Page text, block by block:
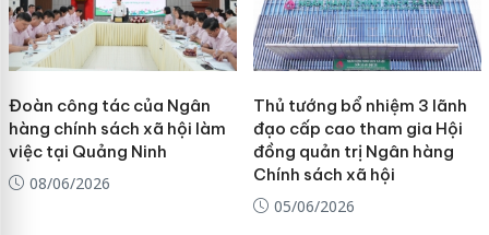
Đoàn công tác của Ngân
hàng chính sách xã hội làm
việc tại Quảng Ninh
08/06/2026
Thủ tướng bổ nhiệm 3 lãnh
đạo cấp cao tham gia Hội
đồng quản trị Ngân hàng
Chính sách xã hội
05/06/2026